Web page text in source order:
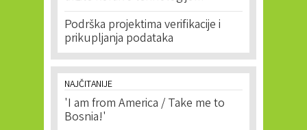
Podrška projektima verifikacije i
prikupljanja podataka
NAJČITANIJE
'I am from America / Take me to
Bosnia!'